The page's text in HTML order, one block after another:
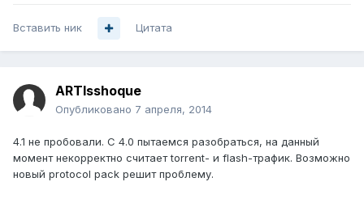
Вставить ник Цитата
ARTIsshoque
Опубликовано 7 апреля, 2014
4.1 не пробовали. С 4.0 пытаемся разобраться, на данный
момент некорректно считает torrent- и flash-трафик. Возможно
новый protocol pack решит проблему.